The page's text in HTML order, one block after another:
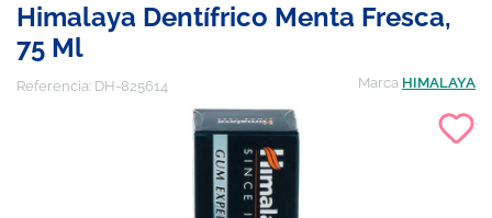
Himalaya Dentífrico Menta Fresca,
75 Ml
Referencia: DH-825614 Marca HIMALAYA